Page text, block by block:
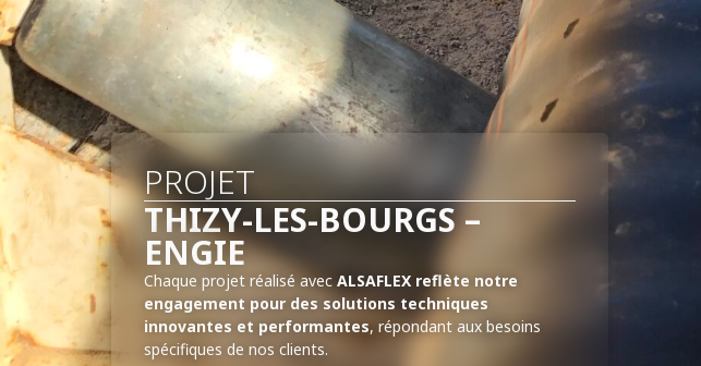
PROJET
THIZY-LES-BOURGS –
ENGIE
Chaque projet réalisé avec ALSAFLEX reflète notre
engagement pour des solutions techniques
innovantes et performantes, répondant aux besoins
spécifiques de nos clients.